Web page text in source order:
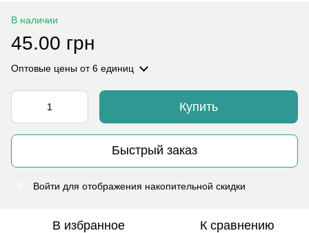
В наличии
45.00 грн
Оптовые цены от 6 единиц
Купить
Быстрый заказ
Войти для отображения накопительной скидки
В избранное К сравнению